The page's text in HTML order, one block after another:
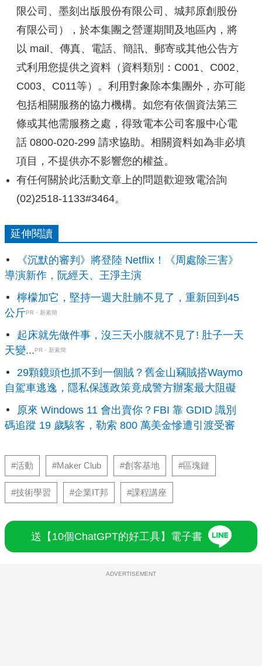
限公司、墨刻出版股份有限公司、城邦原創股份
有限公司），於本集團之營運期間及地區內，將
以 mail、傳真、電話、簡訊、郵寄或其他公告方
式利用您提供之資料（資料類別：C001、C002、
C003、C011等）。利用對象除本集團外，亦可能
包括相關服務的協力機構。如您有依個資法第三
條或其他需服務之處，得致電本公司客服中心電
話 0800-020-299 請求協助。相關資料如為非必填
項目，不提供亦不影響您的權益。
有任何關於此活動文章上的問題歡迎致電洽詢
(02)2518-1133#3464。
延伸閱讀
《沉默的審判》將登陸 Netflix！《周處除三害》
導演新作，阮經天、王淨主演
檸檬加它，堅持一週大肚腩不見了，重新回到45
公斤PR・新素簡
起床就先做件事，沒三天小腹就不見了! 肚子一天
天變...PR・新素簡
29顆鏡頭也抓不到一個賊？舊金山竊賊搭Waymo
自駕車逃逸，隱私保護政策竟成警方辦案最大阻礙
原來 Windows 11 會出賣你？FBI 靠 GDID 識別
碼追蹤 19 歲駭客，勒索 800 萬美金慘遭引渡受審
#活動 #Maker Club #創客基地 #區塊鏈
#技術學習 #企業IT邦 #課程講座
送【10個ChatGPT的好工具】電子書
ADVERTISEMENT